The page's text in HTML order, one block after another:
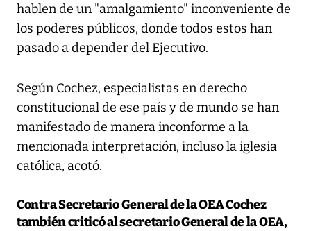
hablen de un "amalgamiento" inconveniente de
los poderes públicos, donde todos estos han
pasado a depender del Ejecutivo.
Según Cochez, especialistas en derecho
constitucional de ese país y de mundo se han
manifestado de manera inconforme a la
mencionada interpretación, incluso la iglesia
católica, acotó.
Contra Secretario General de la OEACochez
también criticó al secretario General de la OEA,